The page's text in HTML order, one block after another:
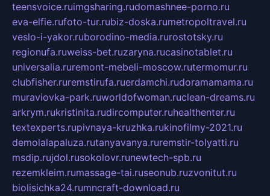
teensvoice.ruimgsharing.rudomashnee-porno.ru
eva-elfie.rufoto-tur.rubiz-doska.rumetropoltravel.ru
veslo-i-yakor.ruborodino-media.rurostotsky.ru
regionufa.ruweiss-bet.ruzaryna.rucasinotablet.ru
universalia.ruremont-mebeli-moscow.rutermomur.ru
clubfisher.ruremstirufa.ruerdamchi.rudoramamama.ru
muraviovka-park.ruworldofwoman.ruclean-dreams.ru
arkrym.rukristinita.rudircomputer.ruhealthenter.ru
textexperts.rupivnaya-kruzhka.rukinofilmy-2021.ru
demolalapaluza.rutanyavanya.ruremstir-tolyatti.ru
msdip.rujdol.rusokolovr.runewtech-spb.ru
rezemkleim.rumassage-tai.ruseonub.ruzvonitut.ru
biolisichka24.rumncraft-download.ru